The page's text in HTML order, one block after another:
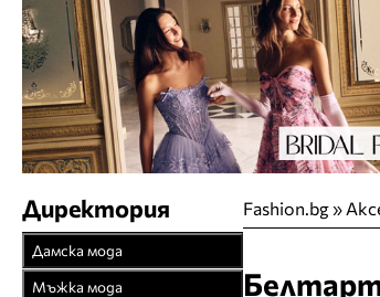
Fashion.bg»
Директория
Дамска мода
Връхни облекла
Мъжка мода